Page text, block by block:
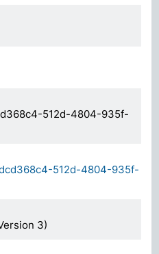
512d-4804-935f-
512d-4804-935f-
3)